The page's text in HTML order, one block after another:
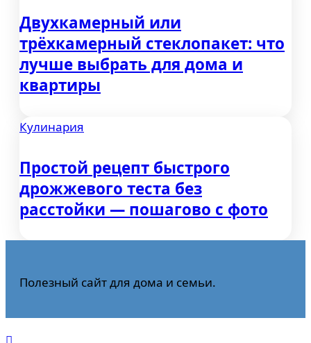
Двухкамерный или
трёхкамерный стеклопакет: что
лучше выбрать для дома и
квартиры
Кулинария
Простой рецепт быстрого
дрожжевого теста без
расстойки — пошагово с фото
Полезный сайт для дома и семьи.